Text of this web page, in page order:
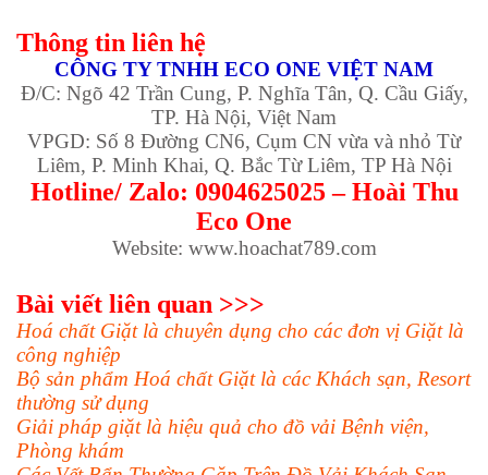
Thông tin liên hệ
CÔNG TY TNHH ECO ONE VIỆT NAM
Đ/C: Ngõ 42 Trần Cung, P. Nghĩa Tân, Q. Cầu Giấy,
TP. Hà Nội, Việt Nam
VPGD: Số 8 Đường CN6, Cụm CN vừa và nhỏ Từ
Liêm, P. Minh Khai, Q. Bắc Từ Liêm, TP Hà Nội
Hotline/ Zalo: 0904625025 – Hoài Thu
Eco One
Website: www.hoachat789.com
Bài viết liên quan >>>
Hoá chất Giặt là chuyên dụng cho các đơn vị Giặt là
công nghiệp
Bộ sản phẩm Hoá chất Giặt là các Khách sạn, Resort
thường sử dụng
Giải pháp giặt là hiệu quả cho đồ vải Bệnh viện,
Phòng khám